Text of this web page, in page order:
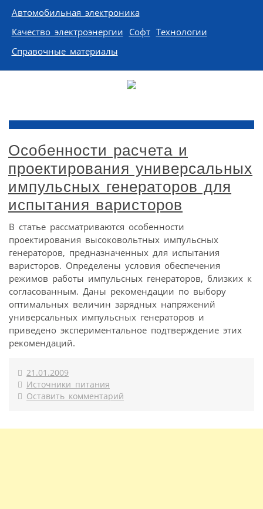
Автомобильная электроника
Качество электроэнергии Софт Технологии
Справочные материалы
Особенности расчета и
проектирования универсальных
импульсных генераторов для
испытания варисторов
В статье рассматриваются особенности
проектирования высоковольтных импульсных
генераторов, предназначенных для испытания
варисторов. Определены условия обеспечения
режимов работы импульсных генераторов, близких к
согласованным. Даны рекомендации по выбору
оптимальных величин зарядных напряжений
универсальных импульсных генераторов и
приведено экспериментальное подтверждение этих
рекомендаций.
21.01.2009
Источники питания
Оставить комментарий